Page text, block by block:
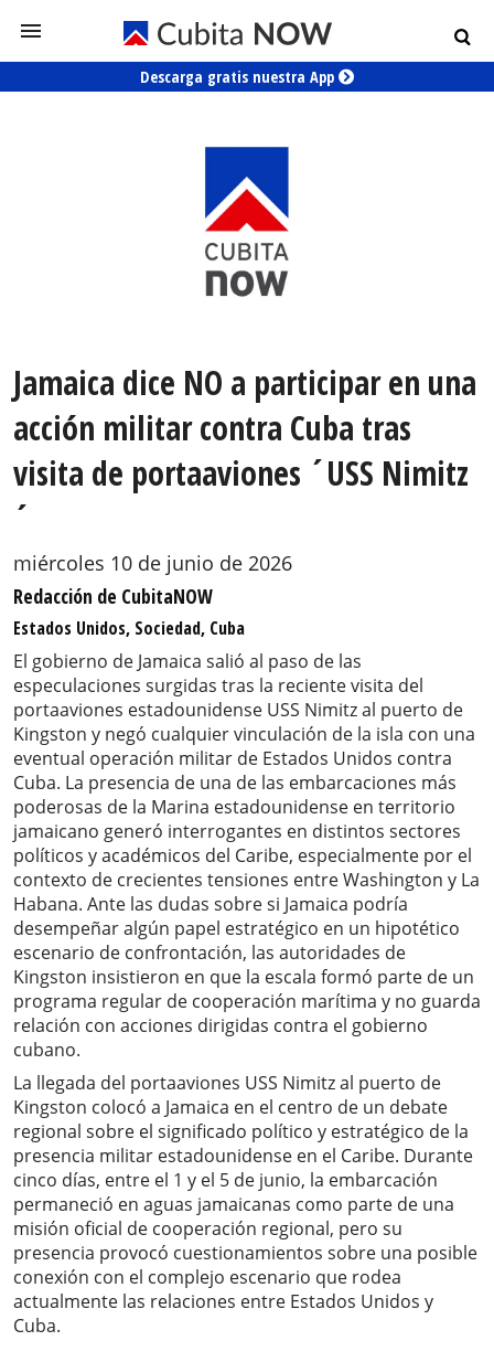
Descarga gratis nuestra App
Jamaica dice NO a participar en una
acción militar contra Cuba tras
visita de portaaviones ´USS Nimitz
´
miércoles 10 de junio de 2026
Redacción de CubitaNOW
Estados Unidos, Sociedad, Cuba
El gobierno de Jamaica salió al paso de las
especulaciones surgidas tras la reciente visita del
portaaviones estadounidense USS Nimitz al puerto de
Kingston y negó cualquier vinculación de la isla con una
eventual operación militar de Estados Unidos contra
Cuba. La presencia de una de las embarcaciones más
poderosas de la Marina estadounidense en territorio
jamaicano generó interrogantes en distintos sectores
políticos y académicos del Caribe, especialmente por el
contexto de crecientes tensiones entre Washington y La
Habana. Ante las dudas sobre si Jamaica podría
desempeñar algún papel estratégico en un hipotético
escenario de confrontación, las autoridades de
Kingston insistieron en que la escala formó parte de un
programa regular de cooperación marítima y no guarda
relación con acciones dirigidas contra el gobierno
cubano.
La llegada del portaaviones USS Nimitz al puerto de
Kingston colocó a Jamaica en el centro de un debate
regional sobre el significado político y estratégico de la
presencia militar estadounidense en el Caribe. Durante
cinco días, entre el 1 y el 5 de junio, la embarcación
permaneció en aguas jamaicanas como parte de una
misión oficial de cooperación regional, pero su
presencia provocó cuestionamientos sobre una posible
conexión con el complejo escenario que rodea
actualmente las relaciones entre Estados Unidos y
Cuba.